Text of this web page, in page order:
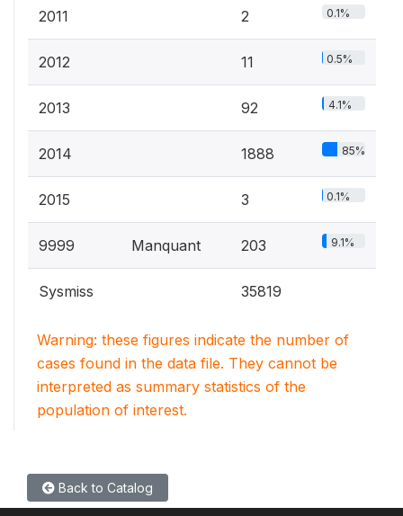
2011 2 0.1%
2012 11 0.5%
2013 92 4.1%
2014 1888 85%
2015 3 0.1%
9999 Manquant 203 9.1%
Sysmiss 35819
Warning: these figures indicate the number of
cases found in the data file. They cannot be
interpreted as summary statistics of the
population of interest.
Back to Catalog